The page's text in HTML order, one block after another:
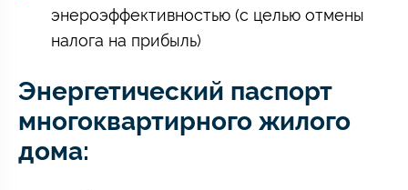
энероэффективностью (с целью отмены
налога на прибыль)
Энергетический паспорт
многоквартирного жилого
дома: